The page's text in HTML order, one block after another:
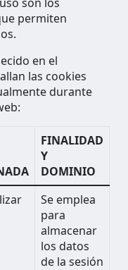
permiten
en el
las cookies
durante
FINALIDAD
Y
DOMINIO
Se emplea
para
almacenar
los datos
de la sesión